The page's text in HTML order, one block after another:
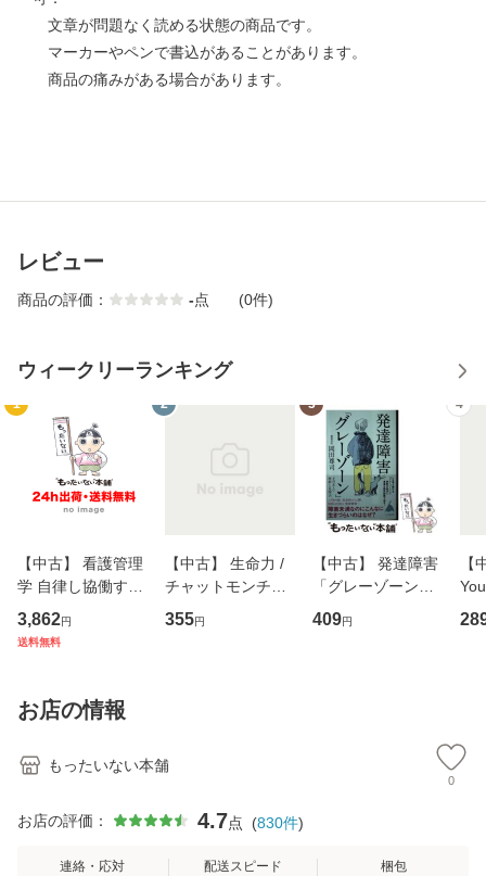
文章が問題なく読める状態の商品です。
マーカーやペンで書込があることがあります。
商品の痛みがある場合があります。
レビュー
商品の評価： -点 (0件)
ウィークリーランキング
1
【中古】 看護管理
学 自律し協働する
専門職の看護マネ
ジメントスキル 改
恵 藤本幸三 / 南江
堂 [単行
3,862円
送料無料
2
【中古】 生命力 /
チャットモンチー /
キューンレコード
[CD]【メール便送
355円
3
【中古】 発達障害
「グレーゾーン」
その正しい理解と
克服法 (SB新書 57
409円
4
【
のが
お店の情報
もったいない本舗
0
お店の評価： 4.7点 (830件)
連絡・応対 配送スピード 梱包